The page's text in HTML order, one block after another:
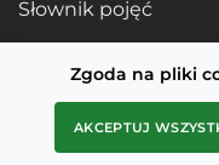
Zgoda na pliki
AKCEPTUJ
Słownik pojęć
POLECANE
Profile mosiężne